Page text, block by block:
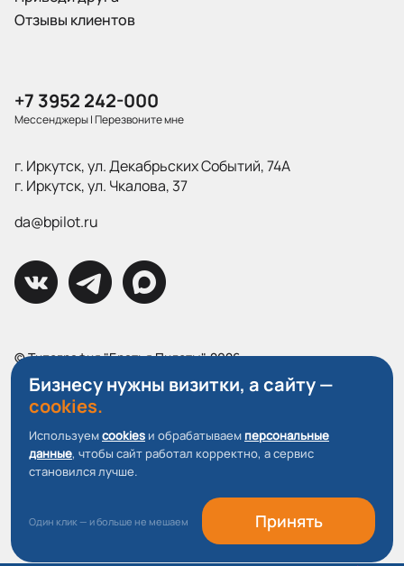
Отзывы клиентов
+7 3952 242-000
Мессенджеры|Перезвоните мне
г. Иркутск, ул. Декабрьских Событий, 74А
г. Иркутск, ул. Чкалова, 37
da@bpilot.ru
© Типография "Братья Пилоты", 2026
Все права защищены.
Политика конфиденциальности
Пользовательское соглашение
О файлах Cookie
Бизнесу нужны визитки, а сайту —
cookies.
Используемcookies и обрабатываем персональные
данные, чтобы сайт работал корректно, а сервис
становился лучше.
Один клик — и больше не мешаем Принять